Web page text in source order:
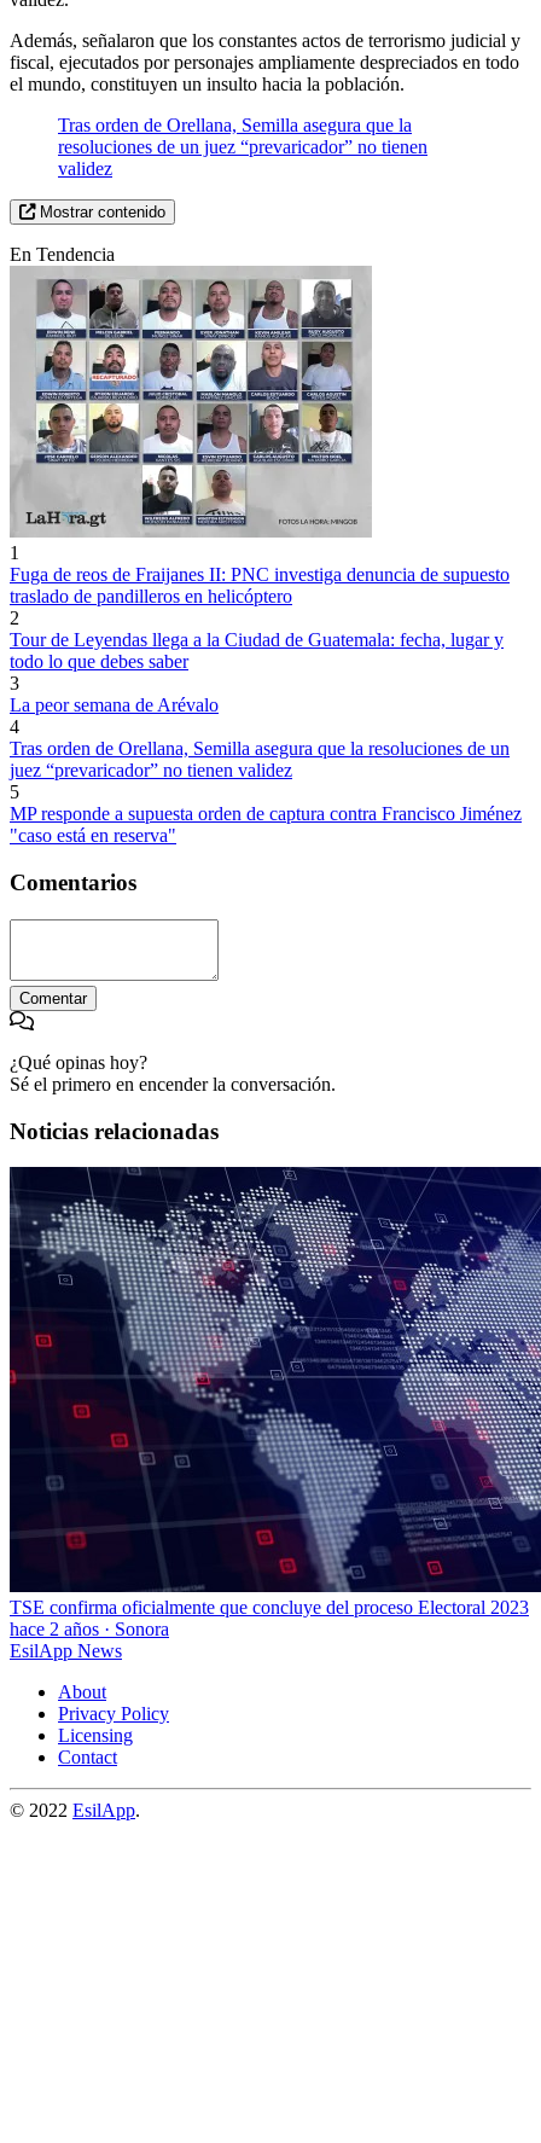
Además, señalaron que los constantes actos de terrorismo judicial y
fiscal, ejecutados por personajes ampliamente despreciados en todo
el mundo, constituyen un insulto hacia la población.
Tras orden de Orellana, Semilla asegura que la
resoluciones de un juez “prevaricador” no tienen
validez
Mostrar contenido
En Tendencia
1
Fuga de reos de Fraijanes II: PNC investiga denuncia de supuesto
traslado de pandilleros en helicóptero
2
Tour de Leyendas llega a la Ciudad de Guatemala: fecha, lugar y
todo lo que debes saber
3
La peor semana de Arévalo
4
Tras orden de Orellana, Semilla asegura que la resoluciones de un
juez “prevaricador” no tienen validez
5
MP responde a supuesta orden de captura contra Francisco Jiménez
"caso está en reserva"
Comentarios
Comentar
¿Qué opinas hoy?
Sé el primero en encender la conversación.
Noticias relacionadas
TSE confirma oficialmente que concluye del proceso Electoral 2023
hace 2 años · Sonora
EsilApp News
About
Privacy Policy
Licensing
Contact
© 2022 EsilApp.